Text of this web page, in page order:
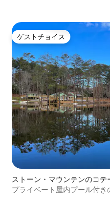
ゲストチョイス
ゲストチョイス
ストーン・マウンテンのコテ
プライベート屋内プール付